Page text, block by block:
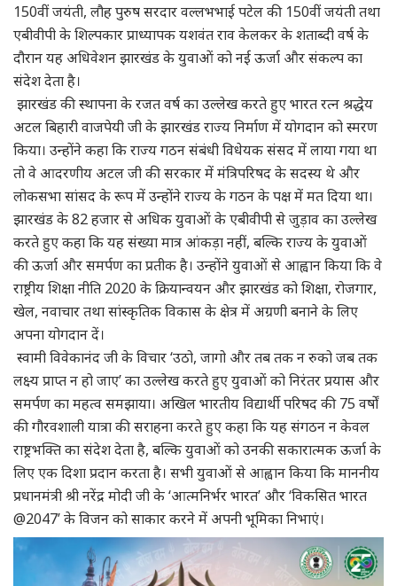
150वीं जयंती, लौह पुरुष सरदार वल्लभभाई पटेल की 150वीं जयंती तथा
एबीवीपी के शिल्पकार प्राध्यापक यशवंत राव केलकर के शताब्दी वर्ष के
दौरान यह अधिवेशन झारखंड के युवाओं को नई ऊर्जा और संकल्प का
संदेश देता है।
झारखंड की स्थापना के रजत वर्ष का उल्लेख करते हुए भारत रत्न श्रद्धेय
अटल बिहारी वाजपेयी जी के झारखंड राज्य निर्माण में योगदान को स्मरण
किया। उन्होंने कहा कि राज्य गठन संबंधी विधेयक संसद में लाया गया था
तो वे आदरणीय अटल जी की सरकार में मंत्रिपरिषद के सदस्य थे और
लोकसभा सांसद के रूप में उन्होंने राज्य के गठन के पक्ष में मत दिया था।
झारखंड के 82 हजार से अधिक युवाओं के एबीवीपी से जुड़ाव का उल्लेख
करते हुए कहा कि यह संख्या मात्र आंकड़ा नहीं, बल्कि राज्य के युवाओं
की ऊर्जा और समर्पण का प्रतीक है। उन्होंने युवाओं से आह्वान किया कि वे
राष्ट्रीय शिक्षा नीति 2020 के क्रियान्वयन और झारखंड को शिक्षा, रोजगार,
खेल, नवाचार तथा सांस्कृतिक विकास के क्षेत्र में अग्रणी बनाने के लिए
अपना योगदान दें।
स्वामी विवेकानंद जी के विचार ‘उठो, जागो और तब तक न रुको जब तक
लक्ष्य प्राप्त न हो जाए’ का उल्लेख करते हुए युवाओं को निरंतर प्रयास और
समर्पण का महत्व समझाया। अखिल भारतीय विद्यार्थी परिषद की 75 वर्षों
की गौरवशाली यात्रा की सराहना करते हुए कहा कि यह संगठन न केवल
राष्ट्रभक्ति का संदेश देता है, बल्कि युवाओं को उनकी सकारात्मक ऊर्जा के
लिए एक दिशा प्रदान करता है। सभी युवाओं से आह्वान किया कि माननीय
प्रधानमंत्री श्री नरेंद्र मोदी जी के ‘आत्मनिर्भर भारत’ और ‘विकसित भारत
@2047’ के विजन को साकार करने में अपनी भूमिका निभाएं।